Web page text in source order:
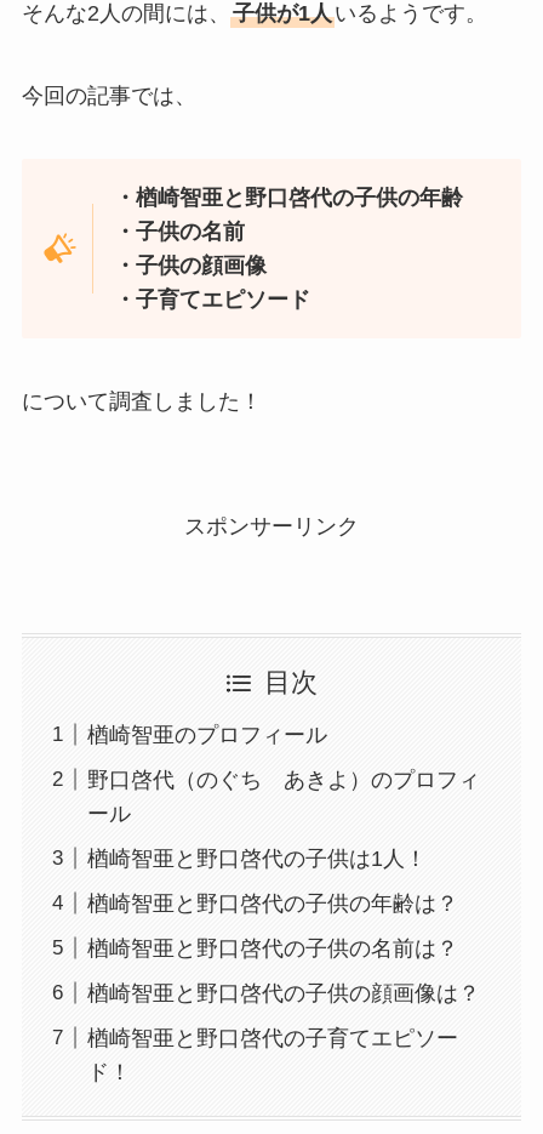
そんな2人の間には、 子供が1人いるようです。
今回の記事では、
・楢崎智亜と野口啓代の子供の年齢
・子供の名前
・子供の顔画像
・子育てエピソード
について調査しました！
スポンサーリンク
目次
楢崎智亜のプロフィール
野口啓代（のぐち あきよ）のプロフィ
ール
楢崎智亜と野口啓代の子供は1人！
楢崎智亜と野口啓代の子供の年齢は？
楢崎智亜と野口啓代の子供の名前は？
楢崎智亜と野口啓代の子供の顔画像は？
楢崎智亜と野口啓代の子育てエピソー
ド！